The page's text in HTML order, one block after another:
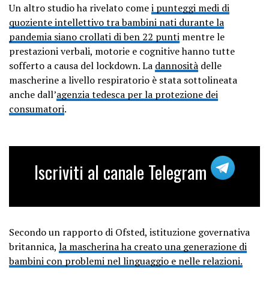
Un altro studio ha rivelato comei punteggi medi di
quoziente intellettivo tra bambini nati durante la
pandemia siano crollati di ben 22 punti mentre le
prestazioni verbali, motorie e cognitive hanno tutte
sofferto a causa del lockdown. La dannosità delle
mascherine a livello respiratorio è stata sottolineata
anche dall’agenzia tedesca per la protezione dei
consumatori.
Iscriviti al canale Telegram
Secondo un rapporto di Ofsted, istituzione governativa
britannica, la mascherina ha creato una generazione di
bambini con problemi nel linguaggio e nelle relazioni.